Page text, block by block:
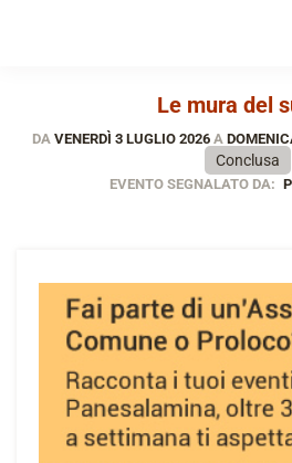
Le mura del
DA VENERDÌ 3 LUGLIO 2026 A
Conclusa
EVENTO SEGNALATO DA: